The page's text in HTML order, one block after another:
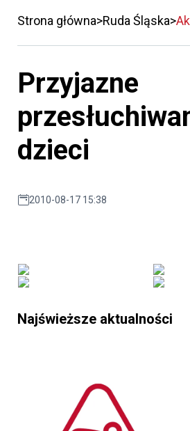
Strona główna Ruda Śląska
Przyjazne
dzieci
2010-08-17 15:38
Najświeższe aktualności